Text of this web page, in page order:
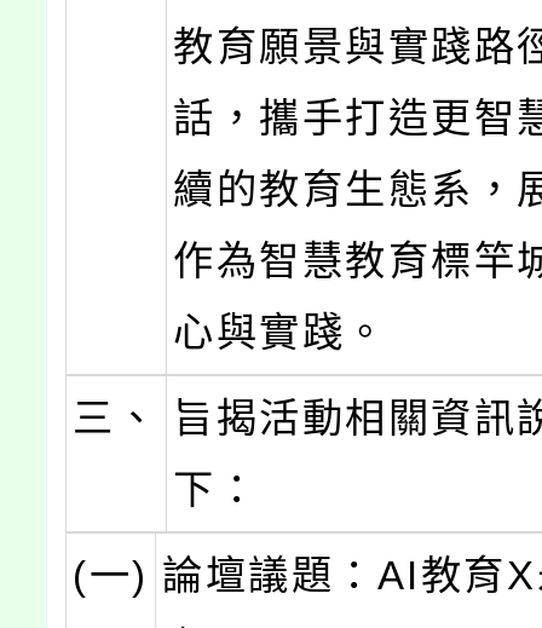
教育願景與實踐路
話，攜手打造更智
續的教育生態系，
作為智慧教育標竿
心與實踐。
三、
旨揭活動相關資訊
下：
(一) 論壇議題：AI教育